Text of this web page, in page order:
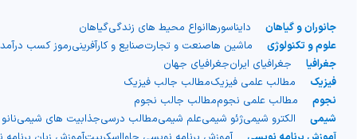
جانوران و گیاهان دایناسورهاانواع محیط های زندگیگیاهان
علوم و تکنولوژی
ماشین هاصنعت و تجارتصنایع و کارآفرینیرموز کسب درآمد
جغرافیا
جغرافیای ایرانجغرافیای جهان
فیزیک
مطالب علمی فیزیکمطالب جالب فیزیک
نجوم
مطالب علمی نجوممطالب جالب نجوم
شیمی
الکترو شیمیژئو شیمیعلم شیمیمطالب درسیجذابیت های شیمی